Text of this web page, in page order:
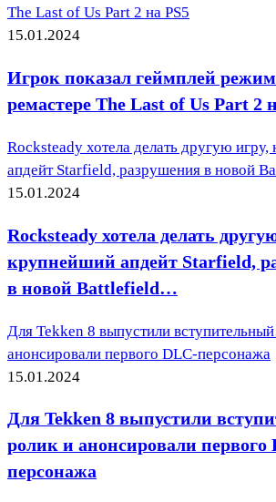
The Last of Us Part 2 на PS5
15.01.2024
Игрок показал геймплей
ремастере The Last of Us Part 2
Rocksteady хотела делать другую
апдейт Starfield, разрушения в новой
15.01.2024
Rocksteady хотела делать
крупнейший апдейт Starfield,
в новой Battlefield…
Для Tekken 8 выпустили
анонсировали первого DLC-персонажа
15.01.2024
Для Tekken 8 выпустили
ролик и анонсировали первого
персонажа